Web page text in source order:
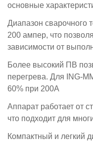
основные
Диапазон сварочного
200 ампер, что
зависимости от
Более высокий ПВ
перегрева. Для ING-
60% при 200А
Аппарат работает от
что подходит для
Компактный и легкий